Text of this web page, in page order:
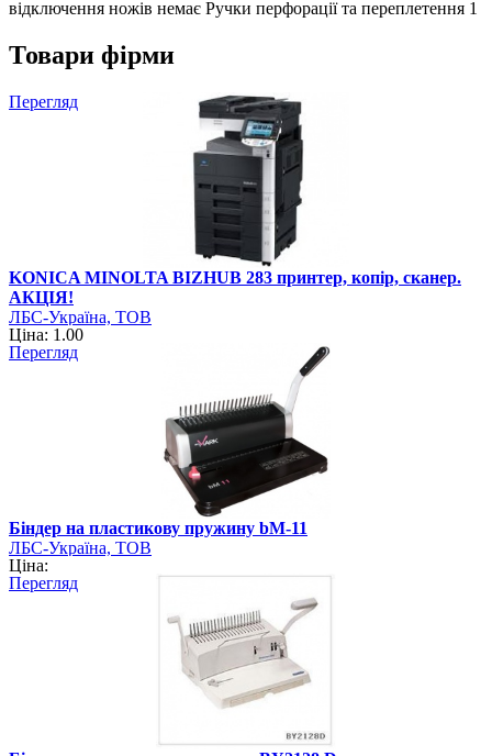
відключення ножів немає Ручки перфорації та переплетення 1
Товари фірми
Перегляд
KONICA MINOLTA BIZHUB 283 принтер, копір, сканер.
АКЦІЯ!
ЛБС-Україна, ТОВ
Ціна: 1.00
Перегляд
Біндер на пластикову пружину bM-11
ЛБС-Україна, ТОВ
Ціна:
Перегляд